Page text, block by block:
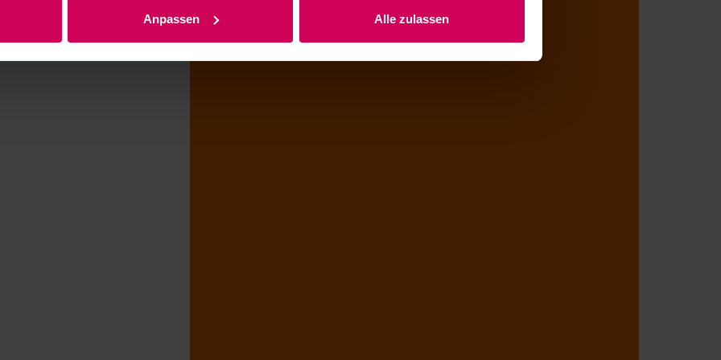
Anpassen Alle zulassen